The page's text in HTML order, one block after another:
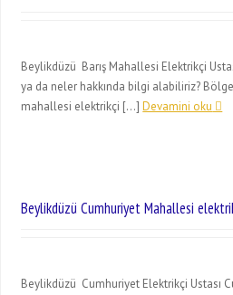
Beylikdüzü Barış Mahallesi Elektrikçi
ya da neler hakkında bilgi alabiliriz?
mahallesi elektrikçi […]Devamini oku
Beylikdüzü Cumhuriyet Mahallesi
Beylikdüzü Cumhuriyet Elektrikçi Ustası